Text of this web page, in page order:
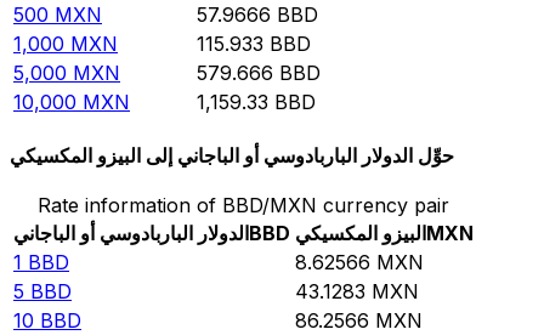
500 MXN 57.9666 BBD
1,000 MXN 115.933 BBD
5,000 MXN 579.666 BBD
10,000 MXN 1,159.33 BBD
حوِّل الدولار الباربادوسي أو الباجاني إلى البيزو المكسيكي
Rate information of BBD/MXN currency pair
الدولار الباربادوسي أو الباجانيBBD البيزو المكسيكيMXN
1 BBD 8.62566 MXN
5 BBD 43.1283 MXN
10 BBD 86.2566 MXN